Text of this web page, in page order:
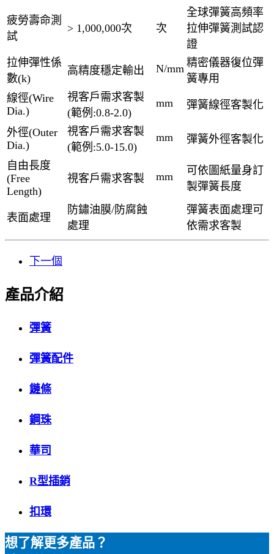
疲勞壽命測
試
> 1,000,000次 次
全球彈簧高頻率
拉伸彈簧測試認
證
拉伸彈性係
數(k)
高精度穩定輸出 N/mm 精密儀器復位彈
簧專用
線徑(Wire
Dia.)
視客戶需求客製
(範例:0.8-2.0)
mm 彈簧線徑客製化
外徑(Outer
Dia.)
視客戶需求客製
(範例:5.0-15.0)
mm 彈簧外徑客製化
自由長度
(Free
Length)
視客戶需求客製 mm
可依圖紙量身訂
製彈簧長度
表面處理
防鏽油膜/防腐蝕
處理
彈簧表面處理可
依需求客製
下一個
產品介紹
彈簧
彈簧配件
鏈條
鋼珠
華司
R型插銷
扣環
想了解更多產品？